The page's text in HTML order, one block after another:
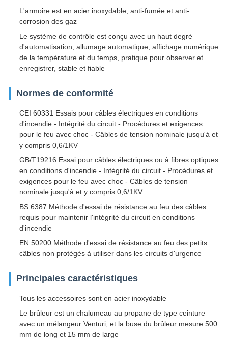
L'armoire est en acier inoxydable, anti-fumée et anti-
corrosion des gaz
Le système de contrôle est conçu avec un haut degré
d'automatisation, allumage automatique, affichage numérique
de la température et du temps, pratique pour observer et
enregistrer, stable et fiable
Normes de conformité
CEI 60331 Essais pour câbles électriques en conditions
d'incendie - Intégrité du circuit - Procédures et exigences
pour le feu avec choc - Câbles de tension nominale jusqu'à et
y compris 0,6/1KV
GB/T19216 Essai pour câbles électriques ou à fibres optiques
en conditions d'incendie - Intégrité du circuit - Procédures et
exigences pour le feu avec choc - Câbles de tension
nominale jusqu'à et y compris 0,6/1KV
BS 6387 Méthode d'essai de résistance au feu des câbles
requis pour maintenir l'intégrité du circuit en conditions
d'incendie
EN 50200 Méthode d'essai de résistance au feu des petits
câbles non protégés à utiliser dans les circuits d'urgence
Principales caractéristiques
Tous les accessoires sont en acier inoxydable
Le brûleur est un chalumeau au propane de type ceinture
avec un mélangeur Venturi, et la buse du brûleur mesure 500
mm de long et 15 mm de large